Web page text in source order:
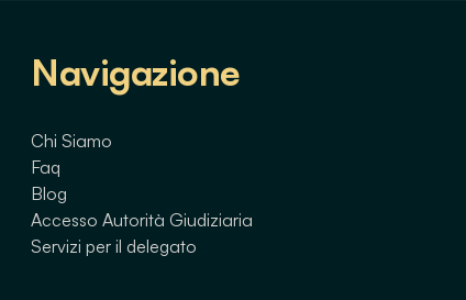
Navigazione
Chi Siamo
Faq
Blog
Accesso Autorità Giudiziaria
Servizi per il delegato